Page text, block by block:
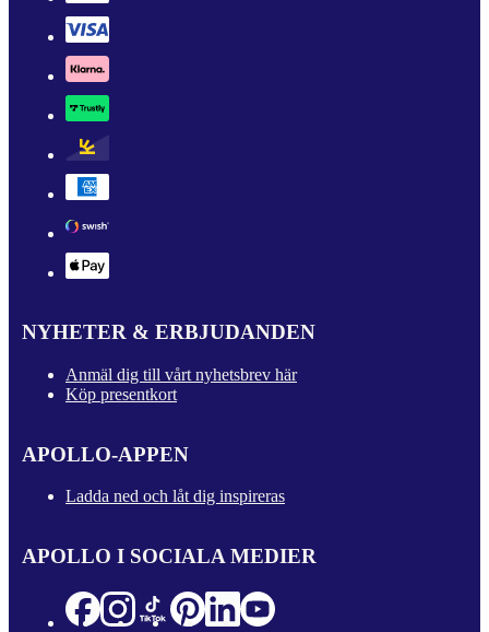
NYHETER & ERBJUDANDEN
Anmäl dig till vårt nyhetsbrev här
Köp presentkort
APOLLO-APPEN
Ladda ned och låt dig inspireras
APOLLO I SOCIALA MEDIER